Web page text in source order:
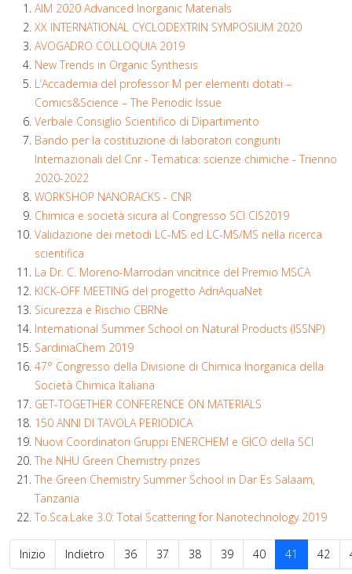
AIM 2020 Advanced Inorganic Materials
XX INTERNATIONAL CYCLODEXTRIN SYMPOSIUM 2020
AVOGADRO COLLOQUIA 2019
New Trends in Organic Synthesis
L’Accademia del professor M per elementi dotati –
Comics&Science – The Periodic Issue
Verbale Consiglio Scientifico di Dipartimento
Bando per la costituzione di laboratori congiunti
Internazionali del Cnr - Tematica: scienze chimiche - Trienno
2020-2022
WORKSHOP NANORACKS - CNR
Chimica e società sicura al Congresso SCI CIS2019
Validazione dei metodi LC-MS ed LC-MS/MS nella ricerca
scientifica
La Dr. C. Moreno-Marrodan vincitrice del Premio MSCA
KICK-OFF MEETING del progetto AdriAquaNet
Sicurezza e Rischio CBRNe
International Summer School on Natural Products (ISSNP)
SardiniaChem 2019
47° Congresso della Divisione di Chimica Inorganica della
Società Chimica Italiana
GET-TOGETHER CONFERENCE ON MATERIALS
150 ANNI DI TAVOLA PERIODICA
Nuovi Coordinatori Gruppi ENERCHEM e GICO della SCI
The NHU Green Chemistry prizes
The Green Chemistry Summer School in Dar Es Salaam,
Tanzania
To.Sca.Lake 3.0: Total Scattering for Nanotechnology 2019
Inizio Indietro 36 37 38 39 40 41 42